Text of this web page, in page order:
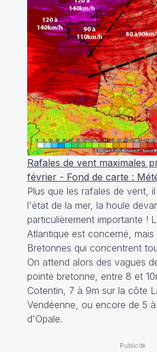
Rafales de vent maximales
février - Fond de carte :
Plus que les rafales de vent,
l'état de la mer, la houle
particulièrement importante !
Atlantique est concerné,
Bretonnes qui concentrent
On attend alors des vagues
pointe bretonne, entre 8 et
Cotentin, 7 à 9m sur la côte
Vendéenne, ou encore de 5
d'Opale.